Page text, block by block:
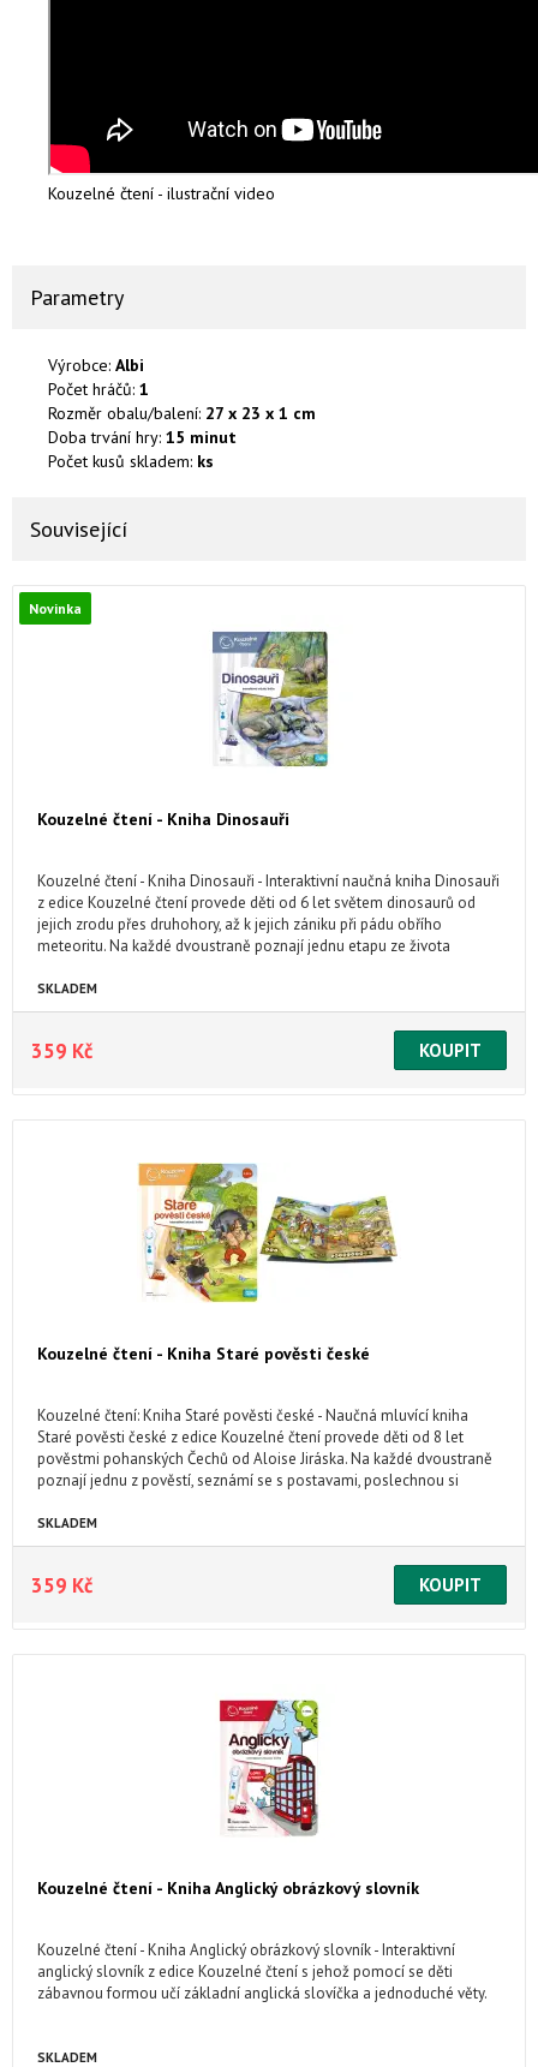
Kouzelné čtení - ilustrační video
Parametry
Výrobce: Albi
Počet hráčů: 1
Rozměr obalu/balení: 27 x 23 x 1 cm
Doba trvání hry: 15 minut
Počet kusů skladem: ks
Související
Novinka
Kouzelné čtení - Kniha Dinosauři
Kouzelné čtení - Kniha Dinosauři - Interaktivní naučná kniha Dinosauři
z edice Kouzelné čtení provede děti od 6 let světem dinosaurů od
jejich zrodu přes druhohory, až k jejich zániku při pádu obřího
meteoritu. Na každé dvoustraně poznají jednu etapu ze života
zahrát zábavné kvízy.
SKLADEM
359 Kč
Kouzelné čtení - Kniha Staré pověsti české
Kouzelné čtení: Kniha Staré pověsti české - Naučná mluvící kniha
Staré pověsti české z edice Kouzelné čtení provede děti od 8 let
pověstmi pohanských Čechů od Aloise Jiráska. Na každé dvoustraně
poznají jednu z pověstí, seznámí se s postavami, poslechnou si
obtížnostech, které prověří nabyté znalosti. Kniha Staré pověsti české
obsahuje přes 2000 zvuků a textů.
SKLADEM
359 Kč
Kouzelné čtení - Kniha Anglický obrázkový slovník
Kouzelné čtení - Kniha Anglický obrázkový slovník - Interaktivní
anglický slovník z edice Kouzelné čtení s jehož pomocí se děti
zábavnou formou učí základní anglická slovíčka a jednoduché věty.
SKLADEM